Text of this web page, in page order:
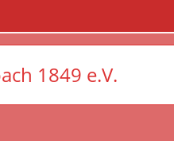
1849 e.V.